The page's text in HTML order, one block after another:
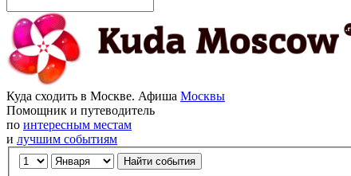
Куда сходить в Москве. Афиша Москвы
Помощник и путеводитель
по интересным местам
и лучшим событиям